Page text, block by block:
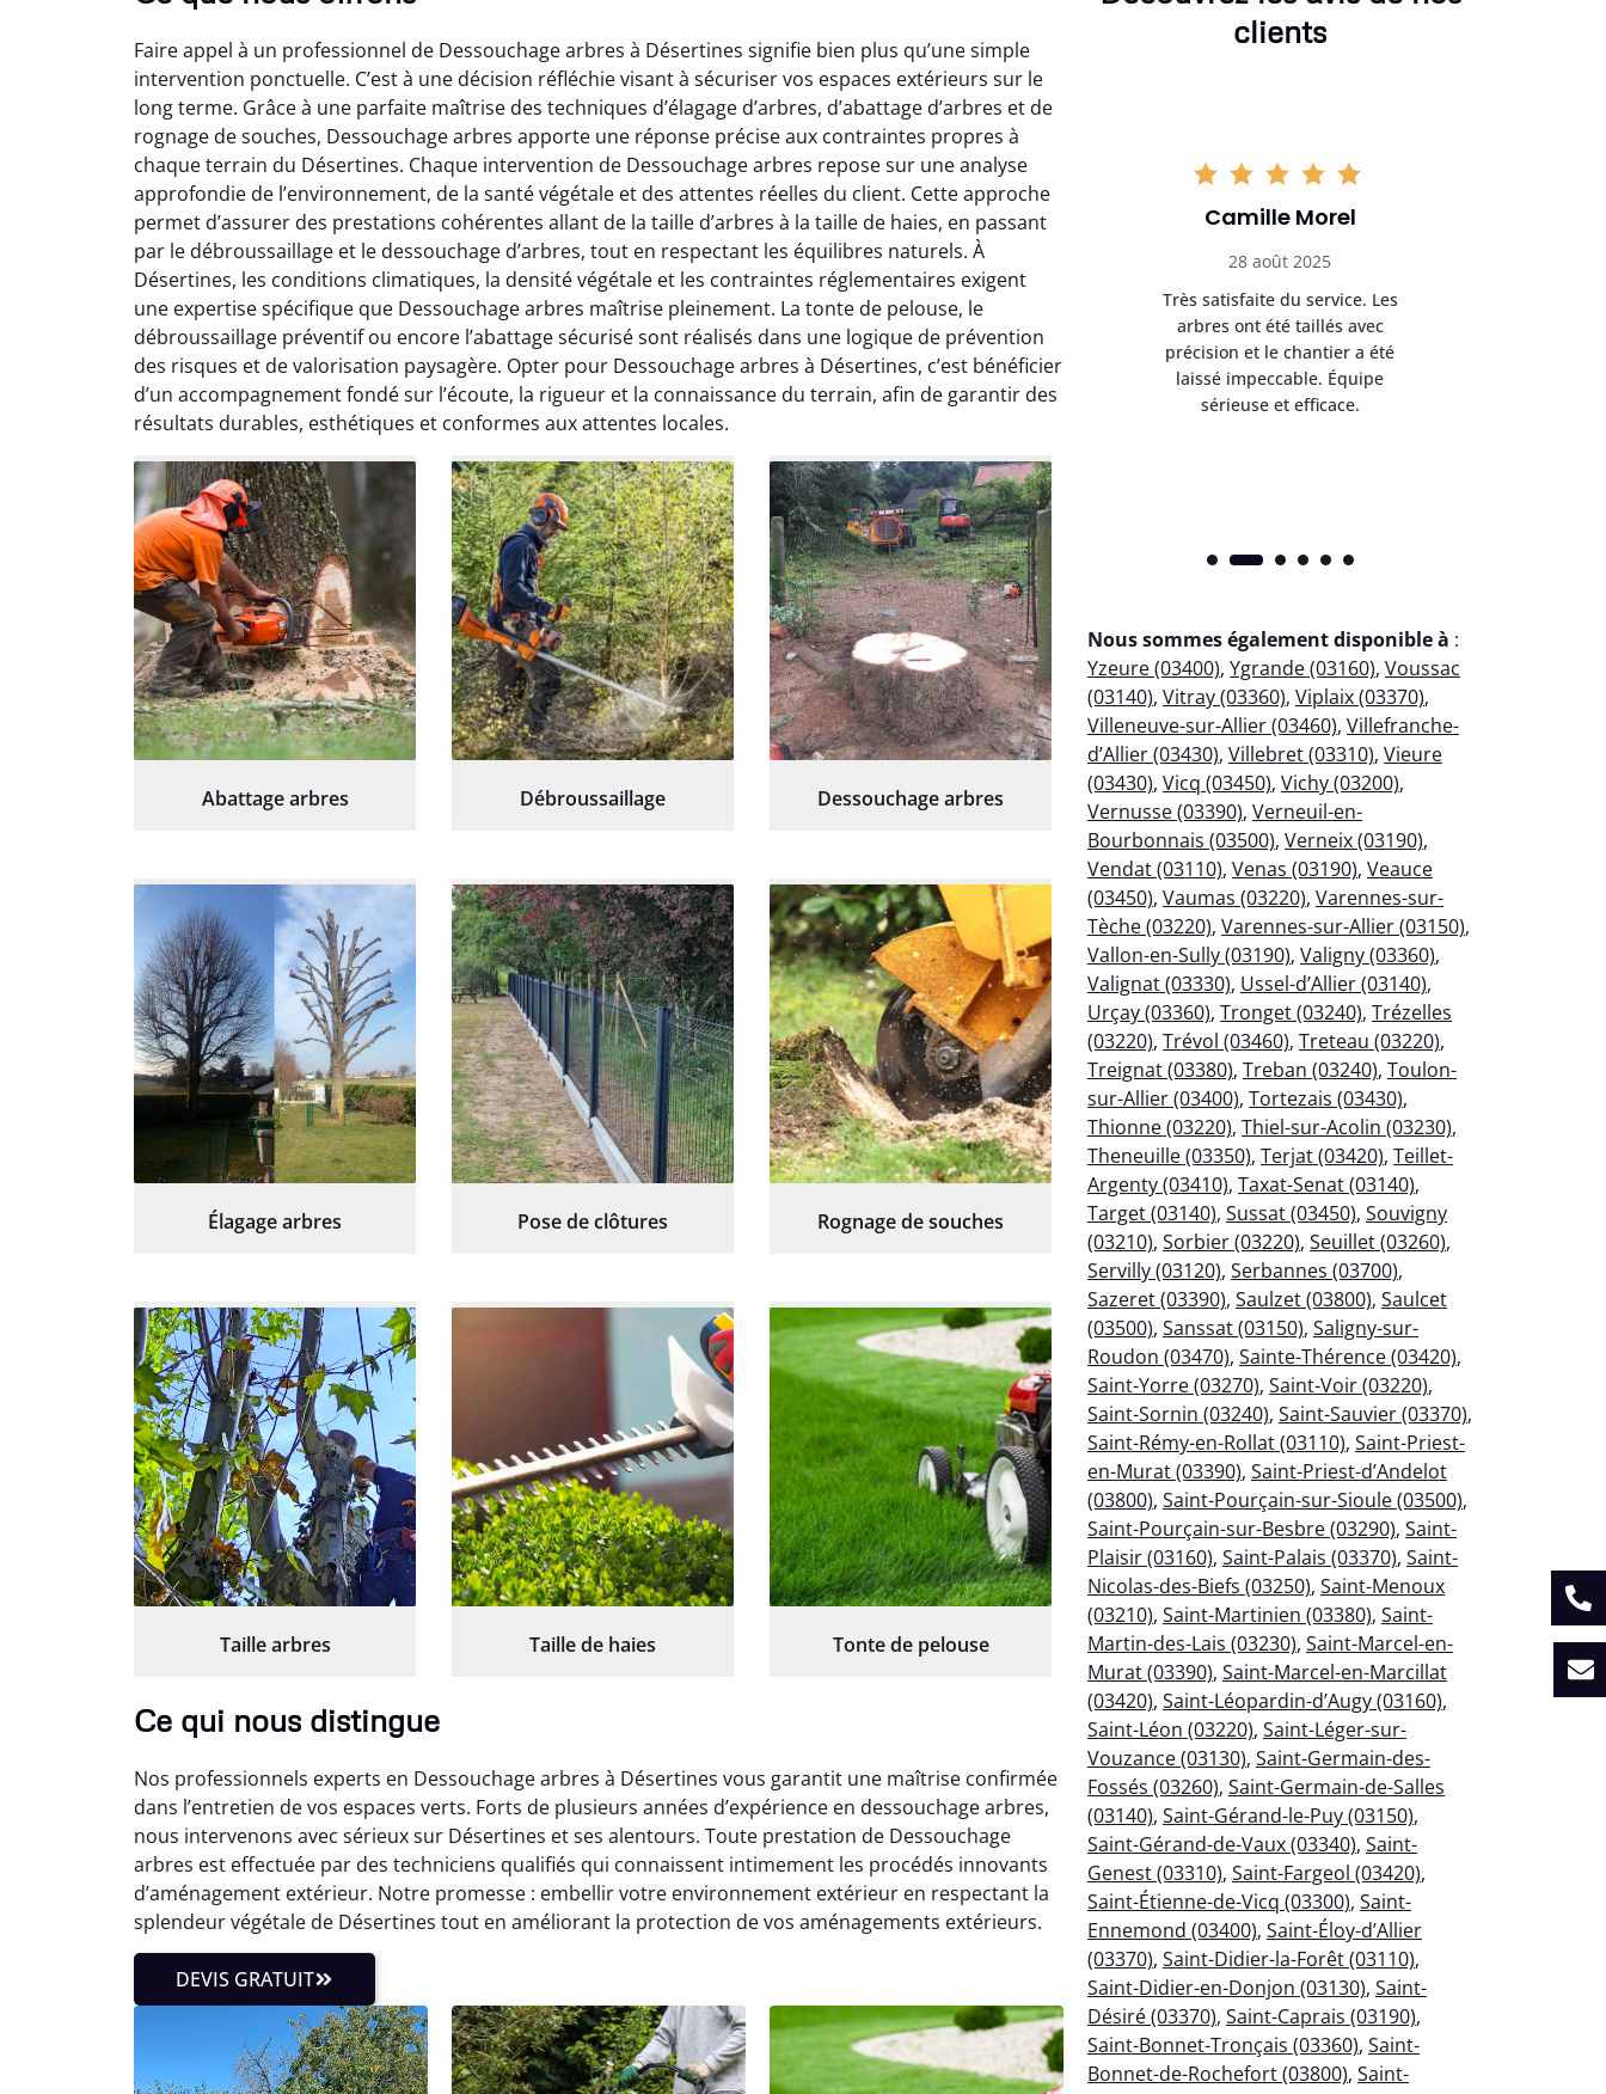
Faire appel à un professionnel de Dessouchage arbres à Désertines signifie bien plus qu’une simple
intervention ponctuelle. C’est à une décision réfléchie visant à sécuriser vos espaces extérieurs sur le
long terme. Grâce à une parfaite maîtrise des techniques d’élagage d’arbres, d’abattage d’arbres et de
rognage de souches, Dessouchage arbres apporte une réponse précise aux contraintes propres à
chaque terrain du Désertines. Chaque intervention de Dessouchage arbres repose sur une analyse
approfondie de l’environnement, de la santé végétale et des attentes réelles du client. Cette approche
permet d’assurer des prestations cohérentes allant de la taille d’arbres à la taille de haies, en passant
par le débroussaillage et le dessouchage d’arbres, tout en respectant les équilibres naturels. À
Désertines, les conditions climatiques, la densité végétale et les contraintes réglementaires exigent
une expertise spécifique que Dessouchage arbres maîtrise pleinement. La tonte de pelouse, le
débroussaillage préventif ou encore l’abattage sécurisé sont réalisés dans une logique de prévention
des risques et de valorisation paysagère. Opter pour Dessouchage arbres à Désertines, c’est bénéficier
d’un accompagnement fondé sur l’écoute, la rigueur et la connaissance du terrain, afin de garantir des
résultats durables, esthétiques et conformes aux attentes locales.
Abattage arbres Débroussaillage Dessouchage arbres
Élagage arbres Pose de clôtures Rognage de souches
Taille arbres Taille de haies Tonte de pelouse
Ce qui nous distingue
Nos professionnels experts en Dessouchage arbres à Désertines vous garantit une maîtrise confirmée
dans l’entretien de vos espaces verts. Forts de plusieurs années d’expérience en dessouchage arbres,
nous intervenons avec sérieux sur Désertines et ses alentours. Toute prestation de Dessouchage
arbres est effectuée par des techniciens qualifiés qui connaissent intimement les procédés innovants
d’aménagement extérieur. Notre promesse : embellir votre environnement extérieur en respectant la
splendeur végétale de Désertines tout en améliorant la protection de vos aménagements extérieurs.
DEVIS GRATUIT
clients
Soraya Benali
07 février 2026
Service irréprochable du
début à la fin. Les arbres ont
été parfaitement entretenus
et le nettoyage après
intervention est impeccable.
Je recommande vivement.
Léandro Vasseur
12 juillet 2025
Intervention rapide et très
professionnelle pour
l’élagage de mes arbres. Le
travail est propre, sécurisé et
parfaitement réalisé. Je
Camille Morel
28 août 2025
Très satisfaite du service. Les
arbres ont été taillés avec
précision et le chantier a été
laissé impeccable. Équipe
sérieuse et efficace.
Nous sommes également disponible à :
Yzeure (03400), Ygrande (03160), Voussac
(03140), Vitray (03360), Viplaix (03370),
Villeneuve-sur-Allier (03460), Villefranche-
d’Allier (03430), Villebret (03310), Vieure
(03430), Vicq (03450), Vichy (03200),
Vernusse (03390), Verneuil-en-
Bourbonnais (03500), Verneix (03190),
Vendat (03110), Venas (03190), Veauce
(03450), Vaumas (03220), Varennes-sur-
Tèche (03220), Varennes-sur-Allier (03150),
Vallon-en-Sully (03190), Valigny (03360),
Valignat (03330), Ussel-d’Allier (03140),
Urçay (03360), Tronget (03240), Trézelles
(03220), Trévol (03460), Treteau (03220),
Treignat (03380), Treban (03240), Toulon-
sur-Allier (03400), Tortezais (03430),
Thionne (03220), Thiel-sur-Acolin (03230),
Theneuille (03350), Terjat (03420), Teillet-
Argenty (03410), Taxat-Senat (03140),
Target (03140), Sussat (03450), Souvigny
(03210), Sorbier (03220), Seuillet (03260),
Servilly (03120), Serbannes (03700),
Sazeret (03390), Saulzet (03800), Saulcet
(03500), Sanssat (03150), Saligny-sur-
Roudon (03470), Sainte-Thérence (03420),
Saint-Yorre (03270), Saint-Voir (03220),
Saint-Sornin (03240), Saint-Sauvier (03370),
Saint-Rémy-en-Rollat (03110), Saint-Priest-
en-Murat (03390), Saint-Priest-d’Andelot
(03800), Saint-Pourçain-sur-Sioule (03500),
Saint-Pourçain-sur-Besbre (03290), Saint-
Plaisir (03160), Saint-Palais (03370), Saint-
Nicolas-des-Biefs (03250), Saint-Menoux
(03210), Saint-Martinien (03380), Saint-
Martin-des-Lais (03230), Saint-Marcel-en-
Murat (03390), Saint-Marcel-en-Marcillat
(03420), Saint-Léopardin-d’Augy (03160),
Saint-Léon (03220), Saint-Léger-sur-
Vouzance (03130), Saint-Germain-des-
Fossés (03260), Saint-Germain-de-Salles
(03140), Saint-Gérand-le-Puy (03150),
Saint-Gérand-de-Vaux (03340), Saint-
Genest (03310), Saint-Fargeol (03420),
Saint-Étienne-de-Vicq (03300), Saint-
Ennemond (03400), Saint-Éloy-d’Allier
(03370), Saint-Didier-la-Forêt (03110),
Saint-Didier-en-Donjon (03130), Saint-
Désiré (03370), Saint-Caprais (03190),
Saint-Bonnet-Tronçais (03360), Saint-
Bonnet-de-Rochefort (03800), Saint-